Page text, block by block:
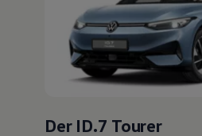
Probefahrt vereinbaren